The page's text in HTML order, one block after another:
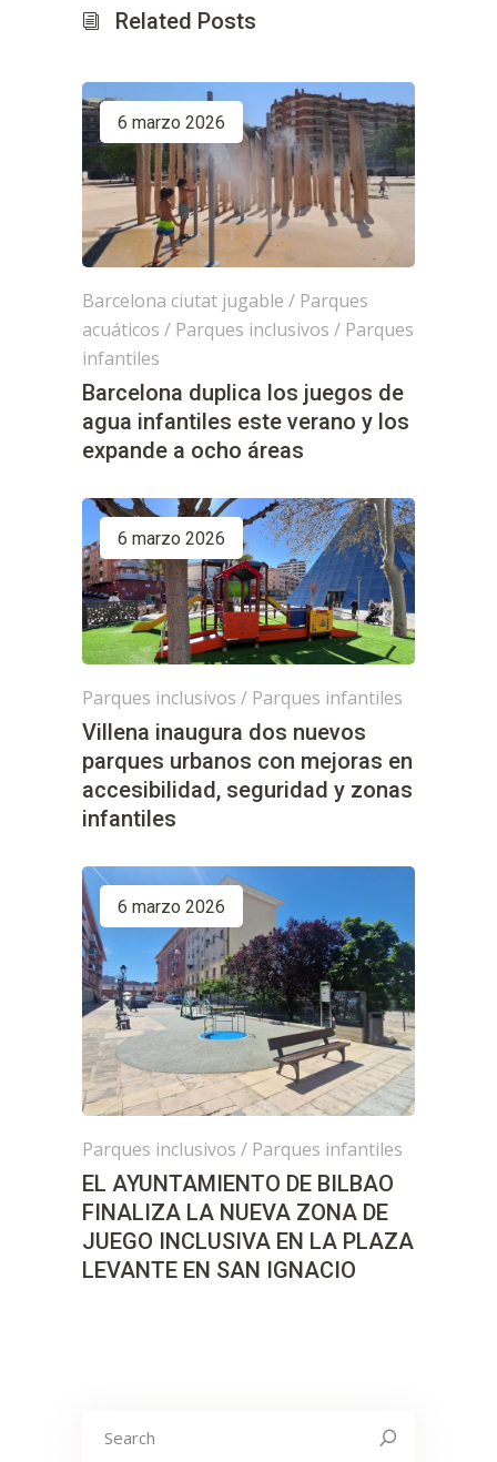
Related Posts
6 marzo 2026
Barcelona ciutat jugable / Parques
acuáticos / Parques inclusivos / Parques
infantiles
Barcelona duplica los juegos de
agua infantiles este verano y los
expande a ocho áreas
6 marzo 2026
Parques inclusivos / Parques infantiles
Villena inaugura dos nuevos
parques urbanos con mejoras en
accesibilidad, seguridad y zonas
infantiles
6 marzo 2026
Parques inclusivos / Parques infantiles
EL AYUNTAMIENTO DE BILBAO
FINALIZA LA NUEVA ZONA DE
JUEGO INCLUSIVA EN LA PLAZA
LEVANTE EN SAN IGNACIO